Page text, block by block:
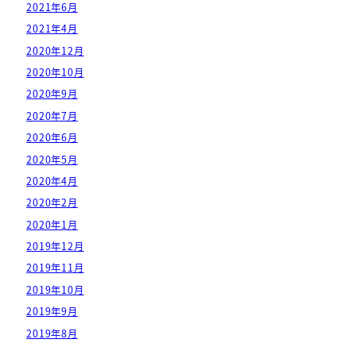
2021年6月
2021年4月
2020年12月
2020年10月
2020年9月
2020年7月
2020年6月
2020年5月
2020年4月
2020年2月
2020年1月
2019年12月
2019年11月
2019年10月
2019年9月
2019年8月